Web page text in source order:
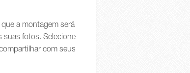
a montagem será
suas fotos. Selecione
com seus